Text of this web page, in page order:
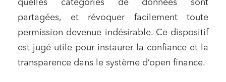
quelles catégories de données sont
partagées, et révoquer facilement toute
permission devenue indésirable. Ce dispositif
est jugé utile pour instaurer la confiance et la
transparence dans le système d’open finance.
Relations sociales et droit du travail
Services publics et collectivités
Commande publique
Projets immobiliers